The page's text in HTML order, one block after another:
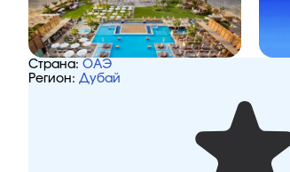
Страна: ОАЭ
Регион: Дубай